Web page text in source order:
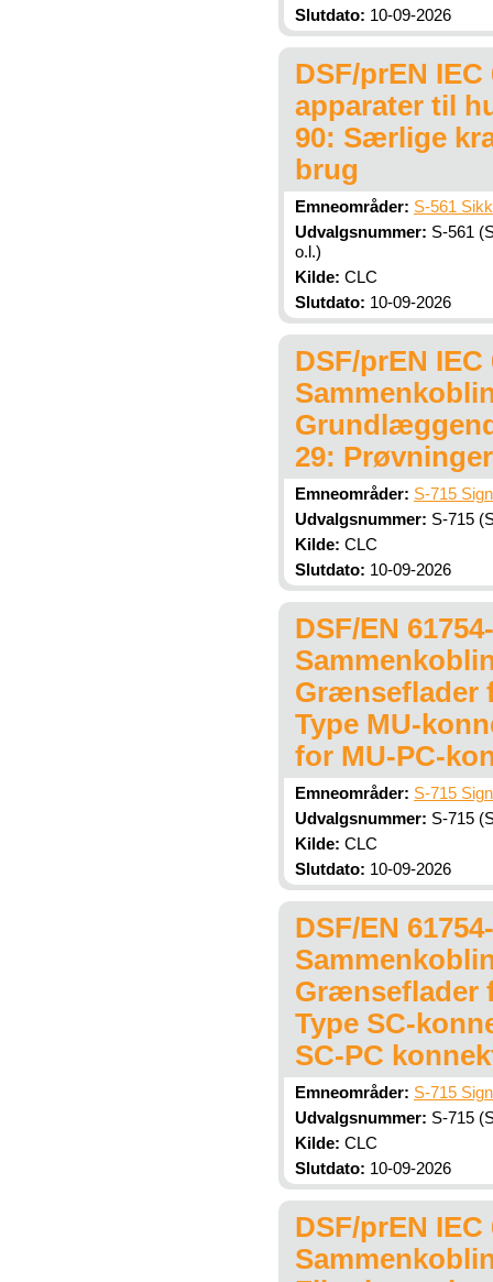
Slutdato: 10-09-2026
DSF/prEN
apparater til
90: Særlige
brug
Emneområder: S-561
Udvalgsnummer: S-561
o.l.)
Kilde: CLC
Slutdato: 10-09-2026
DSF/prEN
29:
Emneområder: S-715
Udvalgsnummer: S-715
Kilde: CLC
Slutdato: 10-09-2026
DSF/EN
Grænseflader
Type MU-
for MU-PC-
Emneområder: S-715
Udvalgsnummer: S-715
Kilde: CLC
Slutdato: 10-09-2026
DSF/EN
Grænseflader
Type SC-
SC-PC
Emneområder: S-715
Udvalgsnummer: S-715
Kilde: CLC
Slutdato: 10-09-2026
DSF/prEN